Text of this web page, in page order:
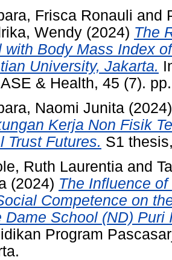
Frisca Ronauli and
Wendy (2024) The
with Body Mass Index
University, Jakarta.
& Health, 45 (7).
Naomi Junita
Kerja Non Fisik
Trust Futures. S1
Ruth Laurentia and
(2024) The Influence
Competence on
Dame School (ND) Puri
Program